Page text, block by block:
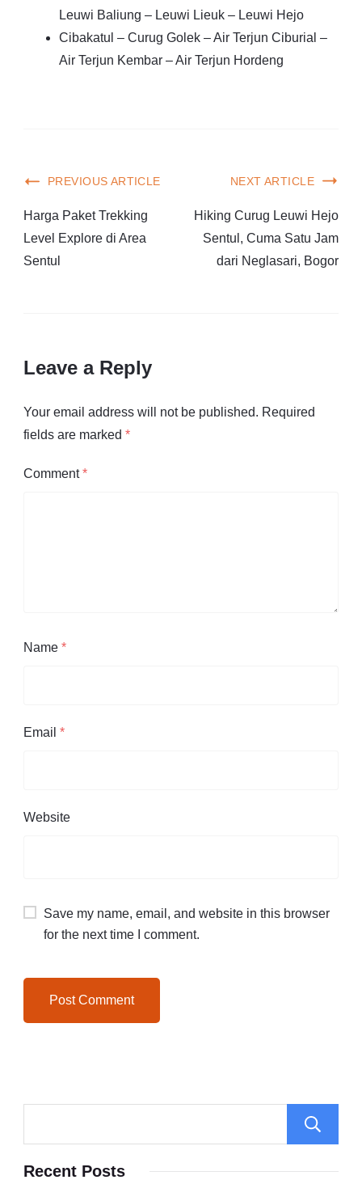
Leuwi Baliung – Leuwi Lieuk – Leuwi Hejo
Cibakatul – Curug Golek – Air Terjun Ciburial –
Air Terjun Kembar – Air Terjun Hordeng
PREVIOUS ARTICLE
Harga Paket Trekking
Level Explore di Area
Sentul
NEXT ARTICLE
Hiking Curug Leuwi Hejo
Sentul, Cuma Satu Jam
dari Neglasari, Bogor
Leave a Reply
Your email address will not be published. Required
fields are marked *
Comment*
Name *
Email *
Website
Save my name, email, and website in this browser
for the next time I comment.
Recent Posts